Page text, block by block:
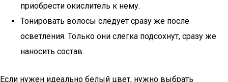
приобрести окислитель к нему.
Тонировать волосы следует сразу же после
осветления. Только они слегка подсохнут, сразу же
наносить состав.
Если нужен идеально белый цвет, нужно выбрать